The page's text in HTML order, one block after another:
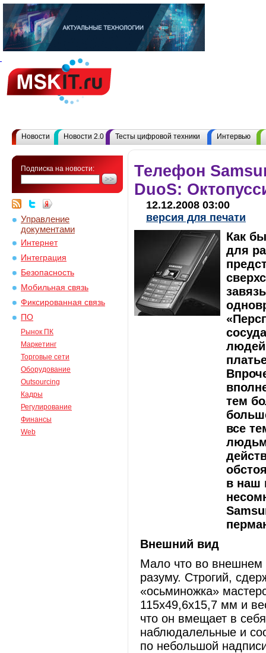
Новости Новости 2.0 Тесты цифровой техники Интервью
Подписка на новости:
Управление
документами
Интернет
Интеграция
Безопасность
Мобильная связь
Фиксированная связь
ПО
Рынок ПК
Маркетинг
Торговые сети
Оборудование
Outsourcing
Кадры
Регулирование
Финансы
Web
Телефон
DuoS:
12.12.2008 03:00
версия для печати
Как
для
тем
все
в наш
Внешний вид
Мало что во внешнем
разуму. Строгий,
«осьминожка»
115x49,6x15,7 мм и
что он вмещает в
наблюдалельные и
по небольшой